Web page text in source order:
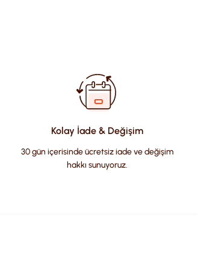
Kolay İade & Değişim
30 gün içerisinde ücretsiz iade ve değişim
hakkı sunuyoruz.